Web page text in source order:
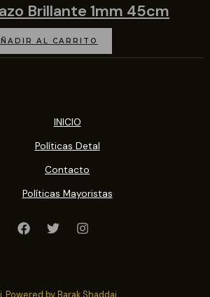
Brillante 1mm 45cm
AL CARRITO
INICIO
Políticas Detal
Contacto
Políticas Mayoristas
Powered by Barak Shaddai